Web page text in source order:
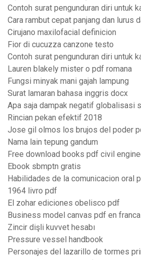
Contoh surat pengunduran diri untuk
Cara rambut cepat panjang dan lurus
Cirujano maxilofacial definicion
Fior di cucuzza canzone testo
Contoh surat pengunduran diri untuk
Lauren blakely mister o pdf romana
Fungsi minyak mani gajah lampung
Surat lamaran bahasa inggris docx
Apa saja dampak negatif globalisasi
Rincian pekan efektif 2018
Jose gil olmos los brujos del poder
Nama lain tepung gandum
Free download books pdf civil
Ebook sbmptn gratis
Habilidades de la comunicacion oral
1964 livro pdf
El zohar ediciones obelisco pdf
Business model canvas pdf en
Zincir dişli kuvvet hesabı
Pressure vessel handbook
Personajes del lazarillo de tormes